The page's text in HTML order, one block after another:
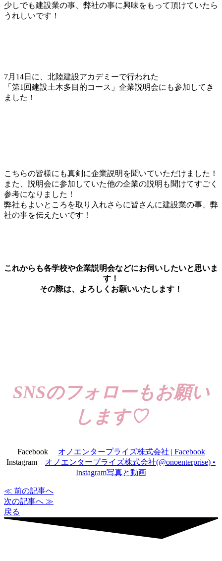
少しでも建設業の事、弊社の事に興味をもって頂けていたら
うれしいです！
7月14日に、北陸建設アカデミーで行われた
「第1回建設土木多目的コース」企業説明会にも参加してき
ました！
こちらの皆様にも真剣に企業説明を聞いていただけました！
また、説明会に参加していた他の企業の説明も聞けてすごく
参考になりました！
弊社もよいところを取り入れさらに皆さんに建設業の事、弊
社の事を伝えたいです！
これからも各学校や企業説明会などにお伺いしたいと思いま
す！
その際は、よろしくお願いいたします！
SNSのフォローもお願い
します♡
Facebook オノエンタープライズ株式会社 | Facebook
Instagram オノエンタープライズ株式会社(@onoenterprise) •
Instagram写真と動画
≪ 前の記事へ
次の記事へ ≫
戻る